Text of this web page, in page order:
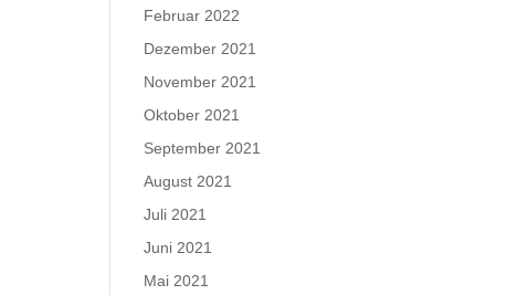
Februar 2022
Dezember 2021
November 2021
Oktober 2021
September 2021
August 2021
Juli 2021
Juni 2021
Mai 2021